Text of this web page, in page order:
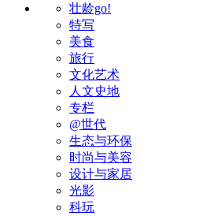
壮龄go!
特写
美食
旅行
文化艺术
人文史地
专栏
@世代
生态与环保
时尚与美容
设计与家居
光影
科玩